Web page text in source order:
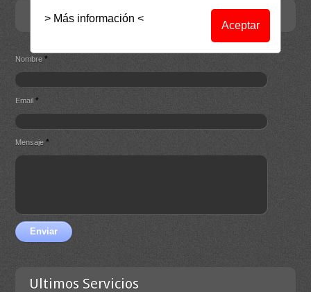
Contacta
Nombre*
Email*
Mensaje*
Enviar
Ultimos Servicios
> Más información <
Aceptar